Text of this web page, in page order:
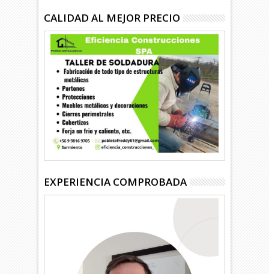
CALIDAD AL MEJOR PRECIO
EXPERIENCIA COMPROBADA